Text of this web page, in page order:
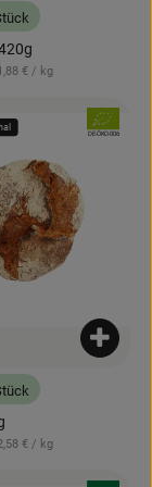
€ / kg
hinzufügen
€ / kg
, Verband:
, Kontrollstelle:
DE-ÖKO-006
zu Favouriten hinzufügen